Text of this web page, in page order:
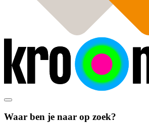
Waar ben je naar op zoek?